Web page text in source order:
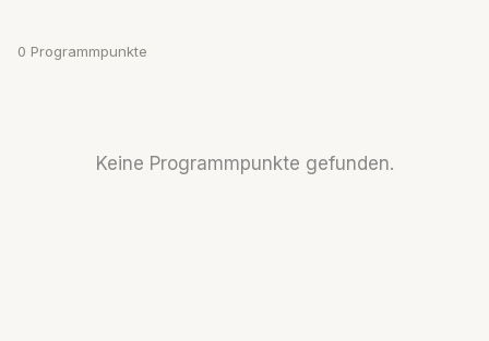
0 Programmpunkte
Keine Programmpunkte gefunden.